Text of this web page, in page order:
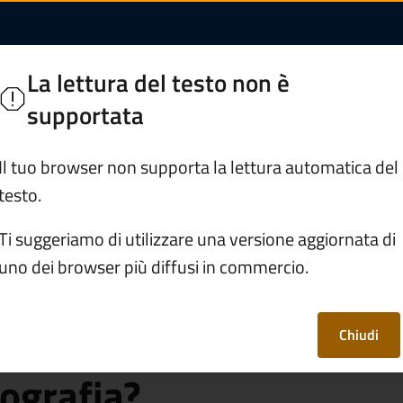
Legno
Servizi Vivere Ponte di Legno
e stato civile
valida
una copia, di una
La lettura del testo non è
supportata
Il tuo browser non supporta la lettura automatica del
suggeriamo di utilizzare una versione aggiornata di
uno dei browser più diffusi in commercio.
Chiudi